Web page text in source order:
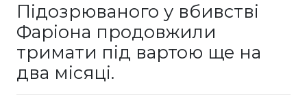
Підозрюваного у вбивстві
Фаріона продовжили
тримати під вартою ще на
два місяці.